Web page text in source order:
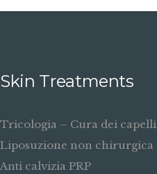
Skin Treatments
Tricologia – Cura dei capelli
Liposuzione non chirurgica
Anti calvizia PRP